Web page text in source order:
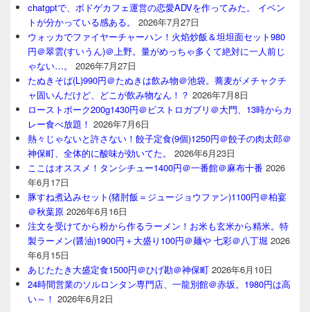
chatgptで、ボドゲカフェ運営の恋愛ADVを作ってみた。 イベン
トが分かっている感ある。
2026年7月27日
ウォッカでファイヤーチャーハン！火焰炒飯＆坦坦面セット980
円＠翠雲(すいうん)＠上野。量がめっちゃ多くて絶対に一人前じ
ゃない…。
2026年7月27日
たぬきそば(L)990円＠たぬきは飲み物＠池袋。蕎麦がメチャクチ
ャ固いんだけど、どこが飲み物なん！？ 2026年7月8日
ローストポーク200g1430円＠ビストロガブリ＠大門、13時からカ
レー食べ放題！ 2026年7月6日
熱々じゃないと許さない！餃子定食(9個)1250円＠餃子の肉太郎＠
神保町、全体的に酸味が効いてた。
2026年6月23日
ここはオススメ！タンシチュー1400円＠一番館＠麻布十番 2026
年6月17日
豚すね煮込みセット(猪肘飯＝ジュージョウファン)1100円＠柏宴
＠秋葉原 2026年6月16日
注文を受けてから粉から作るラーメン！お米も玄米から精米。特
製ラーメン(醤油)1900円＋大盛り100円＠麺や 七彩＠八丁堀 2026
年6月15日
あじたたき大盛定食1500円＠ひげ勘＠神保町 2026年6月10日
24時間営業のソルロンタン専門店、一龍別館＠赤坂。1980円は高
い～！ 2026年6月2日